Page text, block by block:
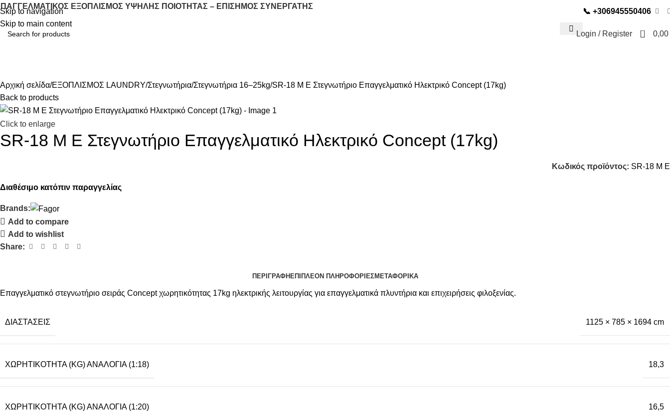
Skip to navigation
Skip to main content
ΕΞΟΠΛΙΣΜΟΣ ΥΨΗΛΗΣ ΠΟΙΟΤΗΤΑΣ – ΕΠΙΣΗΜΟΣ ΣΥΝΕΡΓΑΤΗΣ
📞 +306945550406
Login / Register 0 0,00
Αρχική σελίδα ΕΞΟΠΛΙΣΜΟΣ LAUNDRY Στεγνωτήρια Στεγνωτήρια 16–25kg SR-18 M E Στεγνωτήριο Επαγγελματικό Ηλεκτρικό Concept (17kg)
Back to products
Click to enlarge
SR-18 M E Στεγνωτήριο Επαγγελματικό Ηλεκτρικό Concept (17kg)
Κωδικός προϊόντος: SR-18 M E
Διαθέσιμο κατόπιν παραγγελίας
Brands:
Add to compare
Add to wishlist
Share:
ΠΕΡΙΓΡΑΦΉ ΕΠΙΠΛΈΟΝ ΠΛΗΡΟΦΟΡΊΕΣΜΕΤΑΦΟΡΙΚΆ
Επαγγελματικό στεγνωτήριο σειράς Concept χωρητικότητας 17kg ηλεκτρικής λειτουργίας για επαγγελματικά πλυντήρια και επιχειρήσεις φιλοξενίας.
ΔΙΑΣΤΆΣΕΙΣ 1125 × 785 × 1694 cm
ΧΩΡΗΤΙΚΌΤΗΤΑ (KG) ΑΝΑΛΟΓΊΑ (1:18) 18,3
ΧΩΡΗΤΙΚΌΤΗΤΑ (KG) ΑΝΑΛΟΓΊΑ (1:20) 16,5